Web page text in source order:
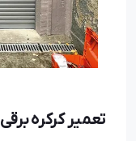
تعمیر کرکره